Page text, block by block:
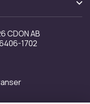
CDON AB
1702